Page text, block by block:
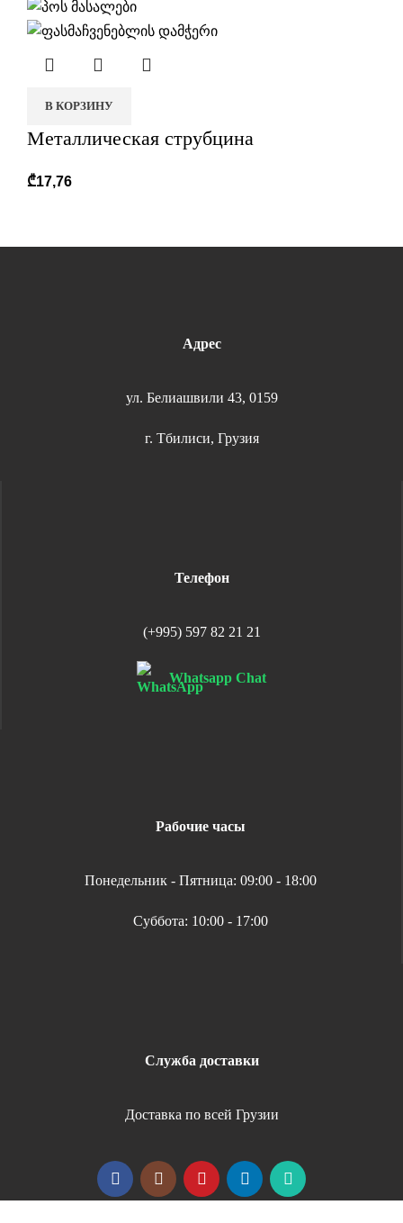
В КОРЗИНУ
Металлическая струбцина
₾17,76
Адрес
ул. Белиашвили 43, 0159
г. Тбилиси, Грузия
Телефон
(+995) 597 82 21 21
Whatsapp Chat
Рабочие часы
Понедельник - Пятница: 09:00 - 18:00
Суббота: 10:00 - 17:00
Служба доставки
Доставка по всей Грузии